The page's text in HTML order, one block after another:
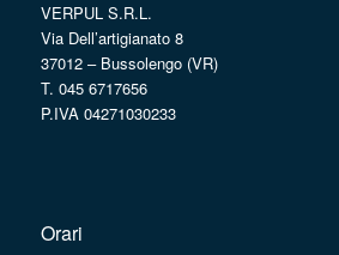
VERPUL S.R.L.
Via Dell’artigianato 8
37012 – Bussolengo (VR)
T. 045 6717656
P.IVA 04271030233
Orari